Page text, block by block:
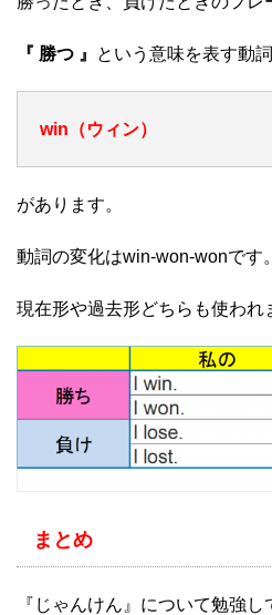
『 勝つ 』 という意味を表す動
win（ウィン）
があります。
動詞の変化はwin-won-wonです。
現在形や過去形どちらも使われ
まとめ
『じゃんけん』について勉強し